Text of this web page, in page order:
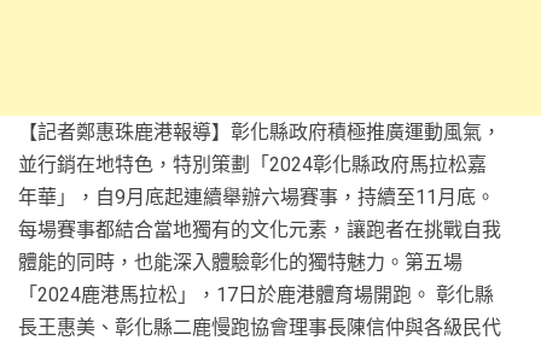
【記者鄭惠珠鹿港報導】彰化縣政府積極推廣運動風氣，
並行銷在地特色，特別策劃「2024彰化縣政府馬拉松嘉
年華」，自9月底起連續舉辦六場賽事，持續至11月底。
每場賽事都結合當地獨有的文化元素，讓跑者在挑戰自我
體能的同時，也能深入體驗彰化的獨特魅力。第五場
「2024鹿港馬拉松」，17日於鹿港體育場開跑。 彰化縣
長王惠美、彰化縣二鹿慢跑協會理事長陳信仲與各級民代